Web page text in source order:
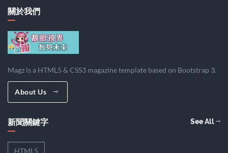
關於我們
Magz is a HTML5 & CSS3 magazine template based on Bootstrap 3.
About Us
新聞關鍵字 See All
HTML5